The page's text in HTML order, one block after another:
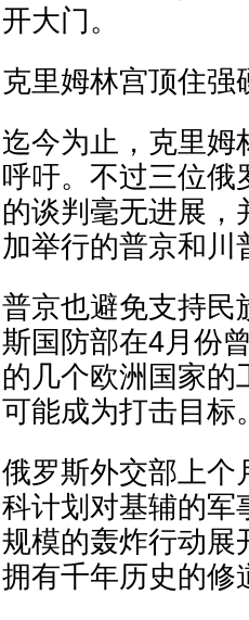
开大门。
克里姆林宫顶住强
迄今为止，克里姆
呼吁。不过三位俄
的谈判毫无进展，
加举行的普京和川
普京也避免支持民
斯国防部在4月份
的几个欧洲国家的
可能成为打击目标。
俄罗斯外交部上个
科计划对基辅的军
规模的轰炸行动展
拥有千年历史的修